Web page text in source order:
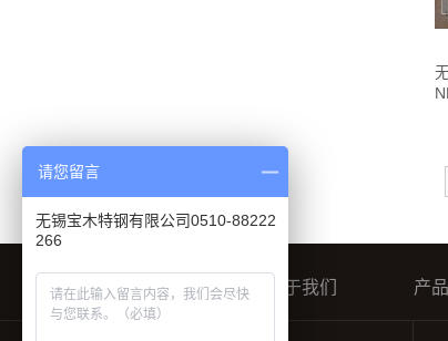
宝木首页 关于我们 产
请您留言
无锡宝木特钢有限公司0510-88222
266